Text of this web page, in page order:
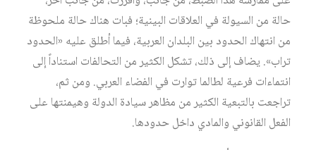
حالة من السيولة في العلاقات البينية؛ فبات هناك حالة ملحوظة
من انتهاك الحدود بين البلدان العربية، فيما أطلق عليه «الحدود
تراب». يضاف إلى ذلك، تشكل الكثير من التحالفات استناداً إلى
انتماءات فرعية لطالما توارت في الفضاء العربي. ومن ثم،
تراجعت بالتبعية الكثير من مظاهر سيادة الدولة وهيمنتها على
الفعل القانوني والمادي داخل حدودها.